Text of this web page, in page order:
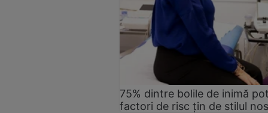
75% dintre bolile de inimă
factori de risc țin de stilul